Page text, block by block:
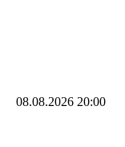
08.08.2026 20:00